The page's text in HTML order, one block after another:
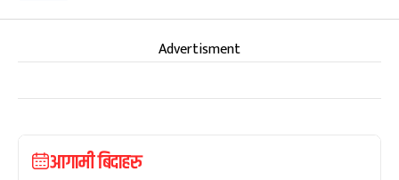
Advertisment
आगामी बिदाहरु